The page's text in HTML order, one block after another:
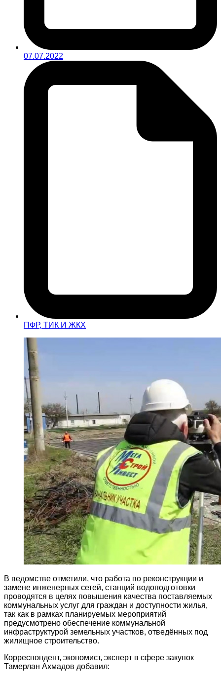
07.07.2022
ПФР, ТИК И ЖКХ
В ведомстве отметили, что работа по реконструкции и
замене инженерных сетей, станций водоподготовки
проводятся в целях повышения качества поставляемых
коммунальных услуг для граждан и доступности жилья,
так как в рамках планируемых мероприятий
предусмотрено обеспечение коммунальной
инфраструктурой земельных участков, отведённых под
жилищное строительство.
Корреспондент, экономист, эксперт в сфере закупок
Тамерлан Ахмадов добавил: